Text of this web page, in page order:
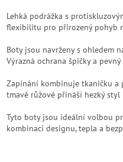
Lehká podrážka s
flexibilitu pro přirozený pohyb
Boty jsou navrženy s ohledem
Výrazná ochrana špičky a
Zapínání kombinuje tkaničku a
tmavě růžové přináší hezký
Tyto boty jsou ideální volbou
kombinaci designu, tepla a